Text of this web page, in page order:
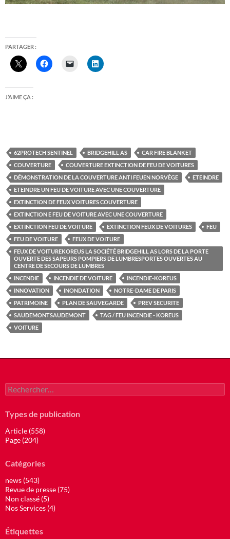
PARTAGER :
J’AIME ÇA :
62PROTECH SENTINEL BRIDGEHILL AS
CAR FIRE BLANKET
COUVERTURE
COUVERTURE EXTINCTION DE FEU DE VOITURES
DÉMONSTRATION DE LA COUVERTURE ANTI FEUEN NORVÈGE
ETEINDRE
ETEINDRE UN FEU DE VOITURE AVEC UNE COUVERTURE
EXTINCTION DE FEUX VOITURES COUVERTURE
EXTINCTION E FEU DE VOITURE AVEC UNE COUVERTURE
EXTINCTION FEU DE VOITURE
EXTINCTION FEUX DE VOITURES
FEU
FEU DE VOITURE
FEUX DE VOITURE
FEUX DE VOITUREKOREUS LA SOCIÉTÉ BRIDGEHILL AS LORS DE LA PORTE
OUVERTE DES SAPEURS POMPIERS DE LUMBRESPORTES OUVERTES AU
CENTRE DE SECOURS DE LUMBRES
INCENDIE
INCENDIE DE VOITURE
INCENDIE-KOREUS
INNOVATION
INONDATION
NOTRE-DAME DE PARIS
PATRIMOINE
PLAN DE SAUVEGARDE
PREV SECURITE
SAUDEMONTSAUDEMONT
TAG / FEU INCENDIE - KOREUS
VOITURE
Rechercher :
Types de publication
Article (558)
Page (204)
Catégories
news (543)
Revue de presse (75)
Non classé (5)
Nos Services (4)
Étiquettes